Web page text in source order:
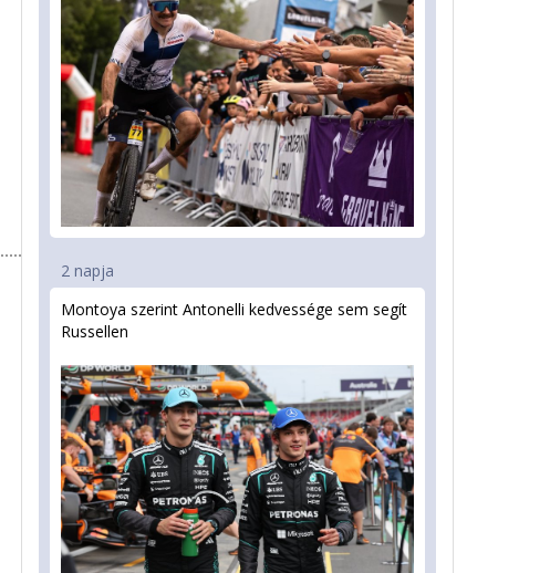
2 napja
Montoya szerint Antonelli kedvessége sem segít
Russellen